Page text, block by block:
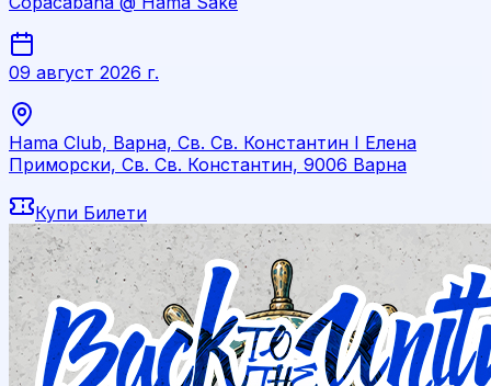
09 август 2026 г.
Hama Club, Варна, Св. Св. Константин I Елена
Приморски, Св. Св. Константин, 9006 Варна
Купи Билети